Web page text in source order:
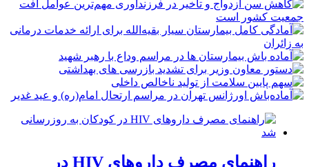
راهنمای مصرف داروهای HIV در